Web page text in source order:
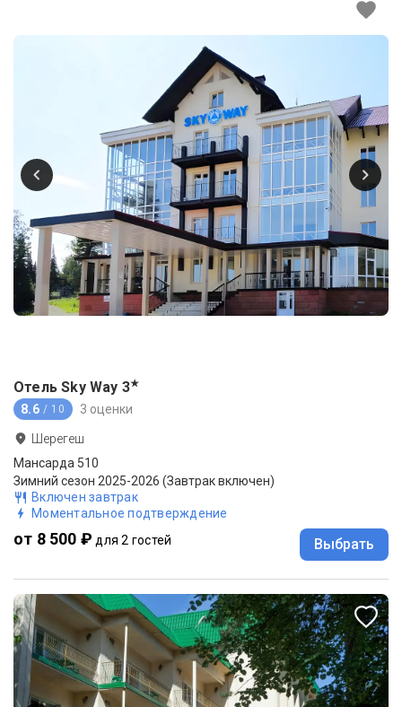
Отель Sky Way 3★
8.6 / 10 3 оценки
Шерегеш
Мансарда 510
Зимний сезон 2025-2026 (Завтрак включен)
Включен завтрак
Моментальное подтверждение
от 8 500 ₽ для 2 гостей Выбрать